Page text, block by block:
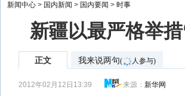
新闻中心 > 国内新闻 > 国内要闻 > 时事
新疆以最严格举
正文 我来说两句( 人参与)
2012年02月12日13:39 来源：新华网